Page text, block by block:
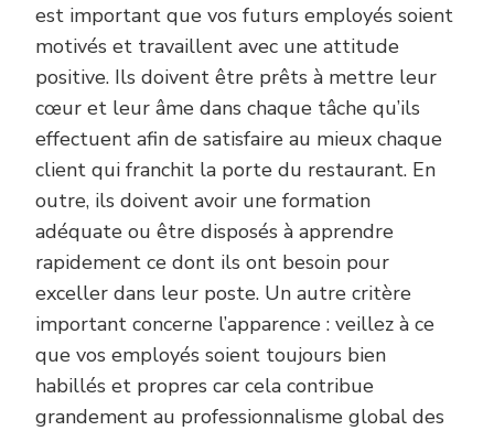
est important que vos futurs employés soient
motivés et travaillent avec une attitude
positive. Ils doivent être prêts à mettre leur
cœur et leur âme dans chaque tâche qu’ils
effectuent afin de satisfaire au mieux chaque
client qui franchit la porte du restaurant. En
outre, ils doivent avoir une formation
adéquate ou être disposés à apprendre
rapidement ce dont ils ont besoin pour
exceller dans leur poste. Un autre critère
important concerne l’apparence : veillez à ce
que vos employés soient toujours bien
habillés et propres car cela contribue
grandement au professionnalisme global des